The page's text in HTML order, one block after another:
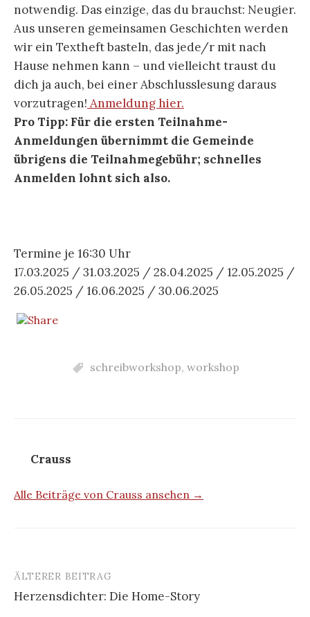
notwendig. Das einzige, das du brauchst: Neugier.
Aus unseren gemeinsamen Geschichten werden
wir ein Textheft basteln, das jede/r mit nach
Hause nehmen kann – und vielleicht traust du
dich ja auch, bei einer Abschlusslesung daraus
vorzutragen! Anmeldung hier.
Pro Tipp: Für die ersten Teilnahme-
Anmeldungen übernimmt die Gemeinde
übrigens die Teilnahmegebühr; schnelles
Anmelden lohnt sich also.
Termine je 16:30 Uhr
17.03.2025 / 31.03.2025 / 28.04.2025 / 12.05.2025 /
26.05.2025 / 16.06.2025 / 30.06.2025
schreibworkshop, workshop
Crauss
Alle Beiträge von Crauss ansehen →
Beitrags-
Navigation
ÄLTERER BEITRAG
Herzensdichter: Die Home-Story